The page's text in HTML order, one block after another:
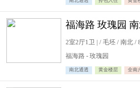
福海路 玫瑰园
2室2厅1卫 | / 毛坯 / 南北 /
福海路 - 玫瑰园
南北通透 黄金楼层 全南